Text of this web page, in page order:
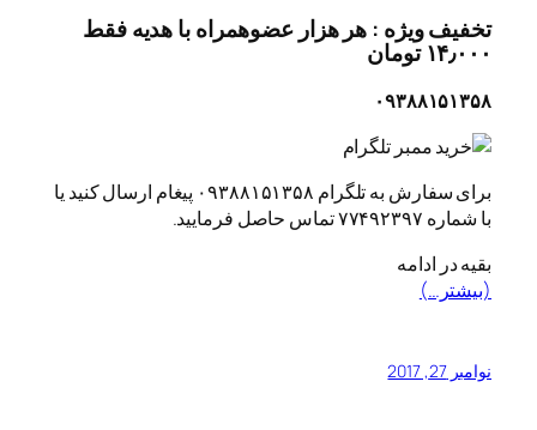
تخفیف ویژه : هر هزار عضوهمراه با هدیه فقط
۱۴٫۰۰۰ تومان
۰۹۳۸۸۱۵۱۳۵۸
برای سفارش به تلگرام ۰۹۳۸۸۱۵۱۳۵۸ پیغام ارسال کنید یا
با شماره ۷۷۴۹۲۳۹۷ تماس حاصل فرمایید.
بقیه در ادامه
(بیشتر…)
نوامبر 27, 2017